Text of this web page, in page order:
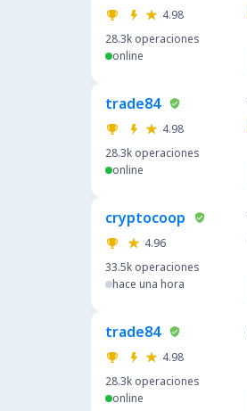
4.98
28.3k operaciones
online
trade84
4.98
28.3k operaciones
online
cryptocoop
4.96
33.5k operaciones
hace una hora
trade84
4.98
28.3k operaciones
online